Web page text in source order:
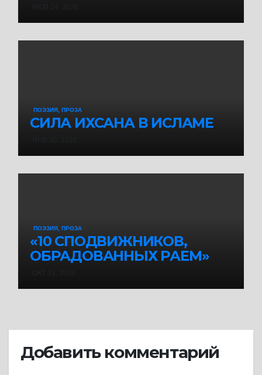
ПОЭЗИЯ, ПРОЗА
СИЛА ИХСАНА В ИСЛАМЕ
ПОЭЗИЯ, ПРОЗА
«10 СПОДВИЖНИКОВ,
ОБРАДОВАННЫХ РАЕМ»
Добавить комментарий